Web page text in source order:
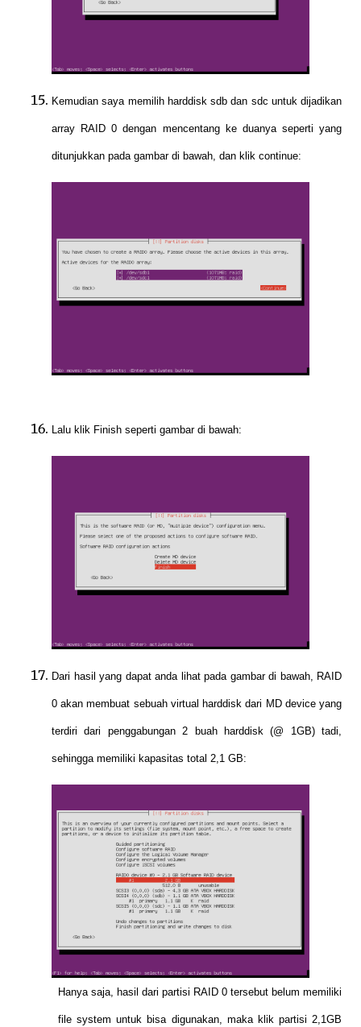
Kemudian saya memilih harddisk sdb dan sdc untuk dijadikan
array RAID 0 dengan mencentang ke duanya seperti yang
ditunjukkan pada gambar di bawah, dan klik continue:
Lalu klik Finish seperti gambar di bawah:
Dari hasil yang dapat anda lihat pada gambar di bawah, RAID
0 akan membuat sebuah virtual harddisk dari MD device yang
terdiri dari penggabungan 2 buah harddisk (@ 1GB) tadi,
sehingga memiliki kapasitas total 2,1 GB:
Hanya saja, hasil dari partisi RAID 0 tersebut belum memiliki
file system untuk bisa digunakan, maka klik partisi 2,1GB